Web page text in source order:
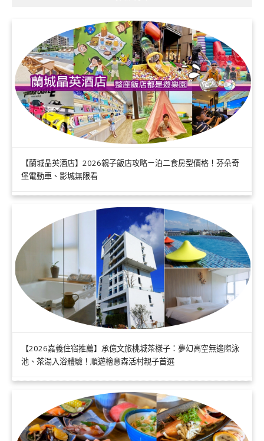
【蘭城晶英酒店】2026親子飯店攻略ㄧ泊二食房型價格！芬朵奇
堡電動車、影城無限看
【2026嘉義住宿推薦】承億文旅桃城茶樣子：夢幻高空無邊際泳
池、茶湯入浴體驗！順遊檜意森活村親子首選